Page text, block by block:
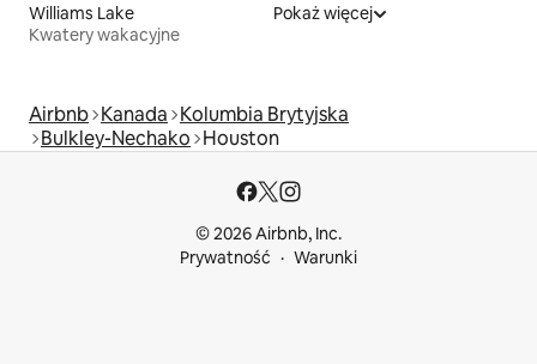
Williams Lake
Kwatery wakacyjne
Pokaż więcej
Airbnb Kanada Kolumbia Brytyjska
Bulkley-Nechako Houston
© 2026 Airbnb, Inc.
Prywatność
Warunki